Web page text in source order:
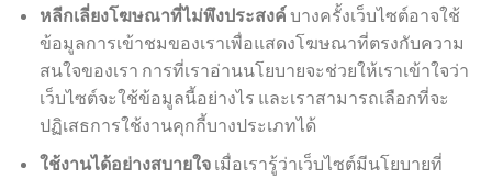
หลีกเลี่ยงโฆษณาที่ไม่พึงประสงค์ บางครั้งเว็บไซต์อาจใช้
ข้อมูลการเข้าชมของเราเพื่อแสดงโฆษณาที่ตรงกับความ
สนใจของเรา การที่เราอ่านนโยบายจะช่วยให้เราเข้าใจว่า
เว็บไซต์จะใช้ข้อมูลนี้อย่างไร และเราสามารถเลือกที่จะ
ปฏิเสธการใช้งานคุกกี้บางประเภทได้
ใช้งานได้อย่างสบายใจเมื่อเรารู้ว่าเว็บไซต์มีนโยบายที่